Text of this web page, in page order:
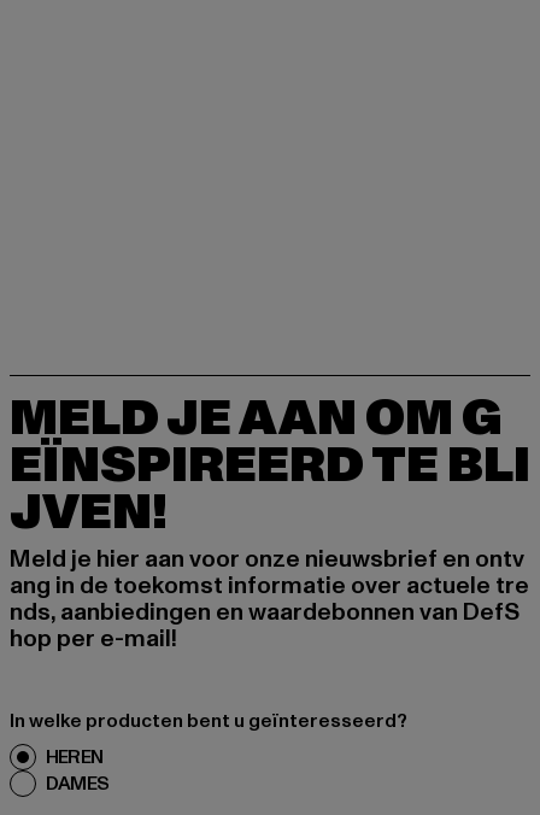
MELD JE AAN OM G
EÏNSPIREERD TE BLI
JVEN!
Meld je hier aan voor onze nieuwsbrief en ontv
ang in de toekomst informatie over actuele tre
nds, aanbiedingen en waardebonnen van DefS
hop per e-mail!
In welke producten bent u geïnteresseerd?
HEREN
DAMES